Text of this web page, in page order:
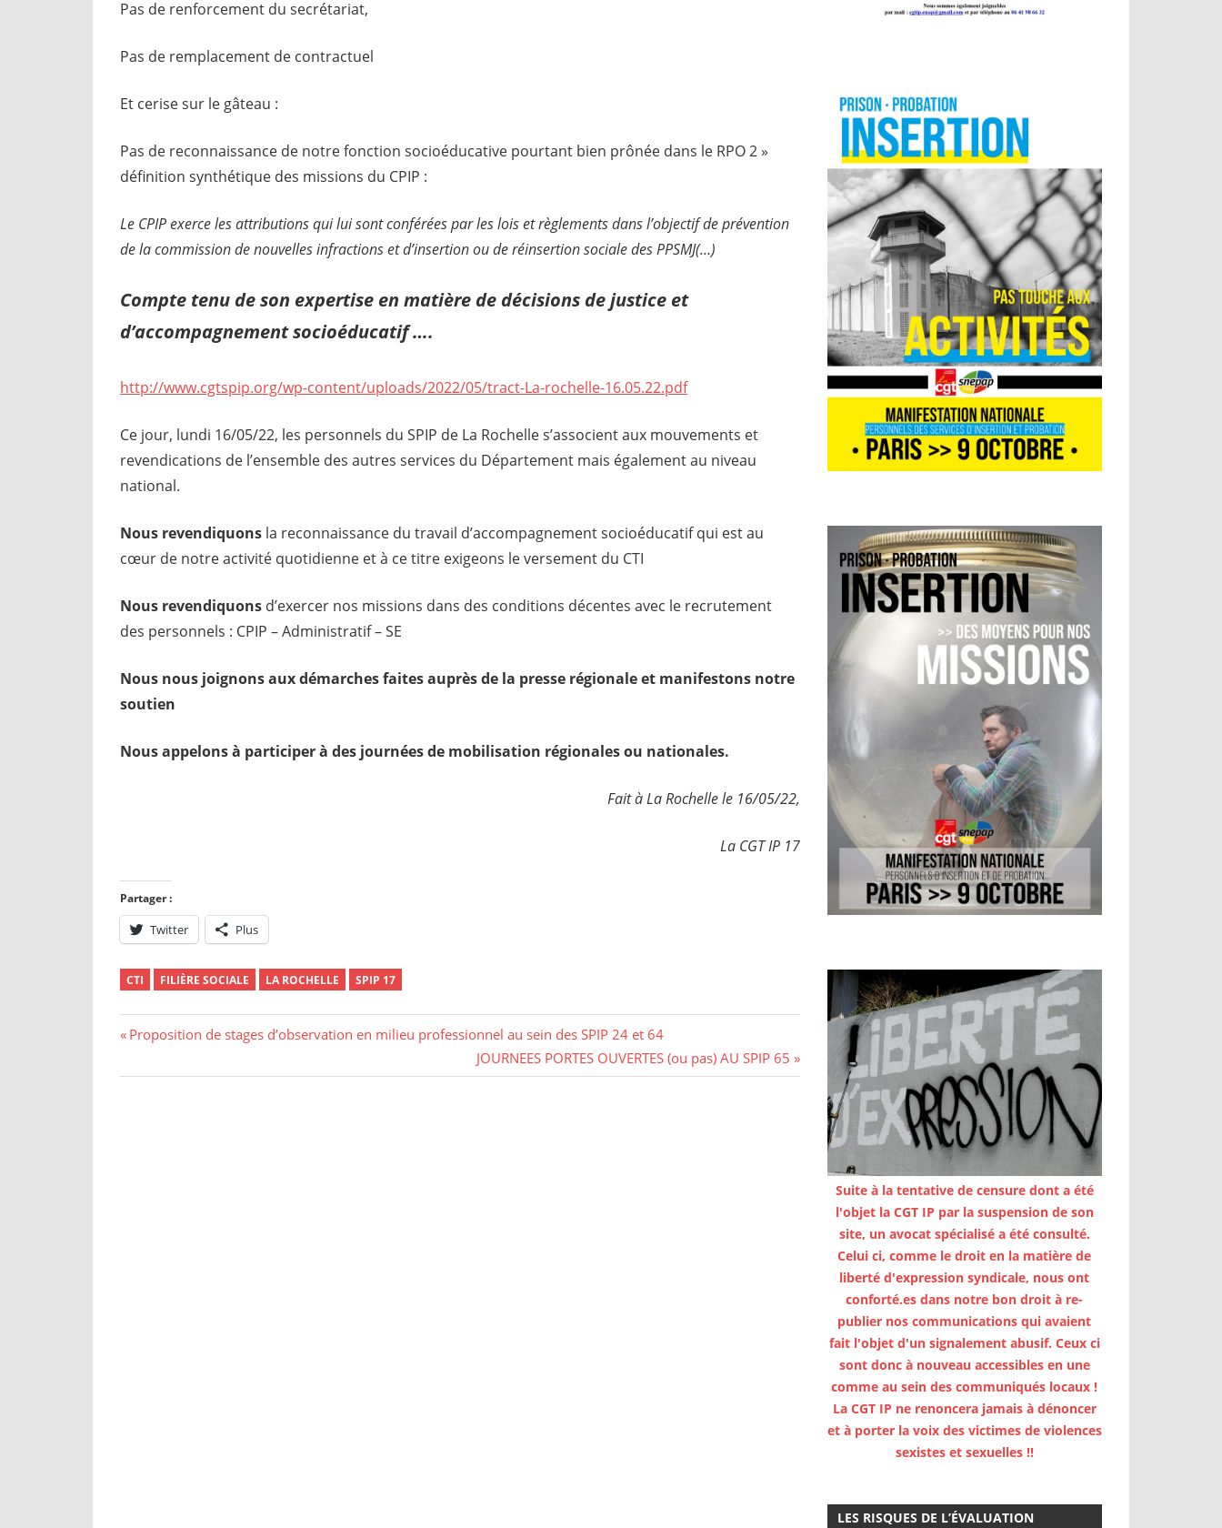
Pas de renforcement du secrétariat,
Pas de remplacement de contractuel
Et cerise sur le gâteau :
Pas de reconnaissance de notre fonction socioéducative pourtant bien prônée dans le RPO 2 »
définition synthétique des missions du CPIP :
Le CPIP exerce les attributions qui lui sont conférées par les lois et règlements dans l’objectif de prévention
de la commission de nouvelles infractions et d’insertion ou de réinsertion sociale des PPSMJ(…)
Compte tenu de son expertise en matière de décisions de justice et
d’accompagnement socioéducatif ….
http://www.cgtspip.org/wp-content/uploads/2022/05/tract-La-rochelle-16.05.22.pdf
Ce jour, lundi 16/05/22, les personnels du SPIP de La Rochelle s’associent aux mouvements et
revendications de l’ensemble des autres services du Département mais également au niveau
national.
Nous revendiquons la reconnaissance du travail d’accompagnement socioéducatif qui est au
cœur de notre activité quotidienne et à ce titre exigeons le versement du CTI
Nous revendiquons d’exercer nos missions dans des conditions décentes avec le recrutement
des personnels : CPIP – Administratif – SE
Nous nous joignons aux démarches faites auprès de la presse régionale et manifestons notre
soutien
Nous appelons à participer à des journées de mobilisation régionales ou nationales.
Fait à La Rochelle le 16/05/22,
La CGT IP 17
Partager :
Twitter Plus
CTI FILIÈRE SOCIALE LA ROCHELLE SPIP 17
Navigation
de
Previous
Proposition de stages d’observation en milieu professionnel au sein des SPIP 24 et 64
Next
Post:
JOURNEES PORTES OUVERTES (ou pas) AU SPIP 65
Suite à la tentative de censure dont a été
l'objet la CGT IP par la suspension de son
site, un avocat spécialisé a été consulté.
Celui ci, comme le droit en la matière de
liberté d'expression syndicale, nous ont
conforté.es dans notre bon droit à re-
publier nos communications qui avaient
fait l'objet d'un signalement abusif. Ceux ci
sont donc à nouveau accessibles en une
comme au sein des communiqués locaux !
La CGT IP ne renoncera jamais à dénoncer
et à porter la voix des victimes de violences
sexistes et sexuelles !!
LES RISQUES DE L’ÉVALUATION